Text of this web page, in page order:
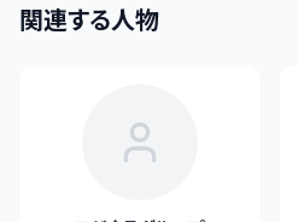
関連する人物